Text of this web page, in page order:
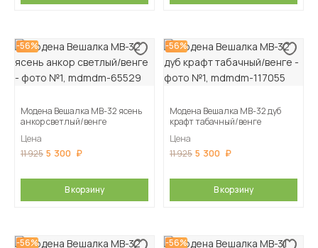
-56%
Модена Вешалка МВ-32 ясень
анкор светлый/венге
Цена
11 925 5 300
В корзину
-56%
Модена Вешалка МВ-32 дуб
крафт табачный/венге
Цена
11 925 5 300
В корзину
-56% -56%